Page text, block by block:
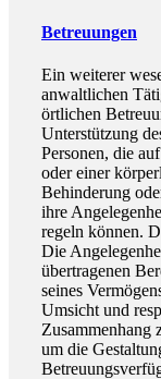
Betreuungen
Ein weiterer
anwaltlichen
örtlichen
Unterstützung
Personen, die
oder einer
Behinderung
ihre
regeln können.
Die
übertragenen
seines
Umsicht und
Zusammenhang
um die